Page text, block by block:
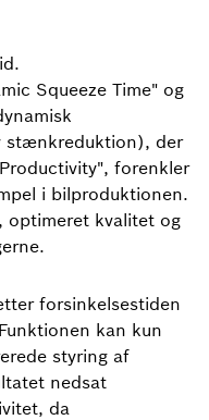
Squeeze Time" og
stænkreduktion), der
forenkler
i bilproduktionen.
optimeret kvalitet og
forsinkelsestiden
kan kun
styring af
nedsat
da